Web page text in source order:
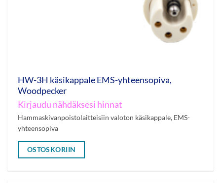
HW-3H käsikappale EMS-yhteensopiva,
Woodpecker
Kirjaudu nähdäksesi hinnat
Hammaskivanpoistolaitteisiin valoton käsikappale, EMS-
yhteensopiva
OSTOSKORIIN